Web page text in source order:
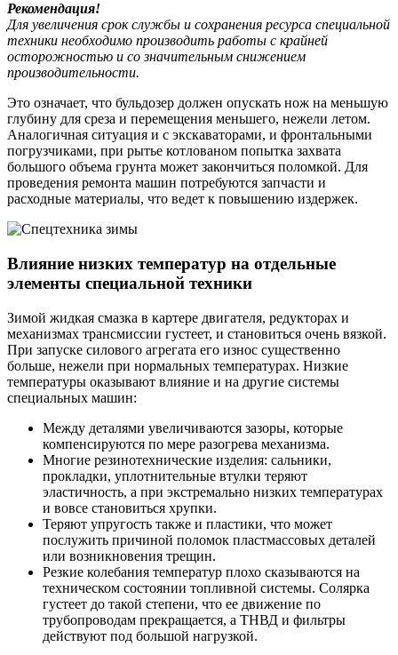
Рекомендация!
Для увеличения срок службы и сохранения ресурса специальной
техники необходимо производить работы с крайней
осторожностью и со значительным снижением
производительности.
Это означает, что бульдозер должен опускать нож на меньшую
глубину для среза и перемещения меньшего, нежели летом.
Аналогичная ситуация и с экскаваторами, и фронтальными
погрузчиками, при рытье котлованом попытка захвата
большого объема грунта может закончиться поломкой. Для
проведения ремонта машин потребуются запчасти и
расходные материалы, что ведет к повышению издержек.
Влияние низких температур на отдельные
элементы специальной техники
Зимой жидкая смазка в картере двигателя, редукторах и
механизмах трансмиссии густеет, и становиться очень вязкой.
При запуске силового агрегата его износ существенно
больше, нежели при нормальных температурах. Низкие
температуры оказывают влияние и на другие системы
специальных машин:
Между деталями увеличиваются зазоры, которые
компенсируются по мере разогрева механизма.
Многие резинотехнические изделия: сальники,
прокладки, уплотнительные втулки теряют
эластичность, а при экстремально низких температурах
и вовсе становиться хрупки.
Теряют упругость также и пластики, что может
послужить причиной поломок пластмассовых деталей
или возникновения трещин.
Резкие колебания температур плохо сказываются на
техническом состоянии топливной системы. Солярка
густеет до такой степени, что ее движение по
трубопроводам прекращается, а ТНВД и фильтры
действуют под большой нагрузкой.